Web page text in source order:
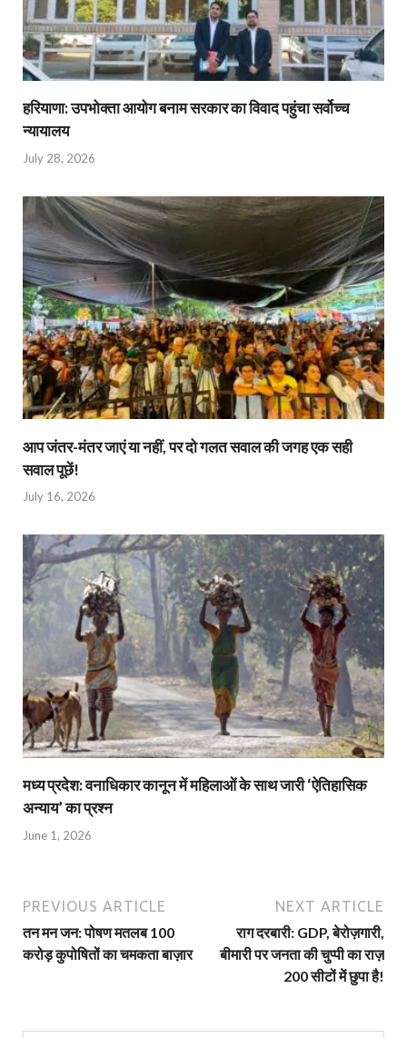
हरियाणा: उपभोक्ता आयोग बनाम सरकार का विवाद पहुंचा सर्वोच्च
न्यायालय
July 28, 2026
आप जंतर-मंतर जाएं या नहीं, पर दो गलत सवाल की जगह एक सही
सवाल पूछें!
July 16, 2026
मध्य प्रदेश: वनाधिकार कानून में महिलाओं के साथ जारी ‘ऐतिहासिक
अन्याय’ का प्रश्न
June 1, 2026
PREVIOUS ARTICLE
तन मन जन: पोषण मतलब 100
करोड़ कुपोषितों का चमकता बाज़ार
NEXT ARTICLE
राग दरबारी: GDP, बेरोज़गारी,
बीमारी पर जनता की चुप्‍पी का राज़
200 सीटों में छुपा है!